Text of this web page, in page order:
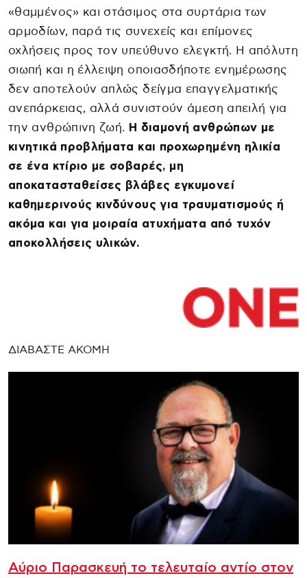
«θαμμένος» και στάσιμος στα συρτάρια των
αρμοδίων, παρά τις συνεχείς και επίμονες
οχλήσεις προς τον υπεύθυνο ελεγκτή. Η απόλυτη
σιωπή και η έλλειψη οποιασδήποτε ενημέρωσης
δεν αποτελούν απλώς δείγμα επαγγελματικής
ανεπάρκειας, αλλά συνιστούν άμεση απειλή για
την ανθρώπινη ζωή. Η διαμονή ανθρώπων με
κινητικά προβλήματα και προχωρημένη ηλικία
σε ένα κτίριο με σοβαρές, μη
αποκατασταθείσες βλάβες εγκυμονεί
καθημερινούς κινδύνους για τραυματισμούς ή
ακόμα και για μοιραία ατυχήματα από τυχόν
αποκολλήσεις υλικών.
ΔΙΑΒΑΣΤΕ ΑΚΟΜΗ
Αύριο Παρασκευή το τελευταίο αντίο στον